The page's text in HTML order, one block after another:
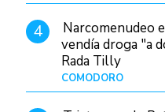
4
Narcomenudeo
vendía droga "a
Rada Tilly
COMODORO